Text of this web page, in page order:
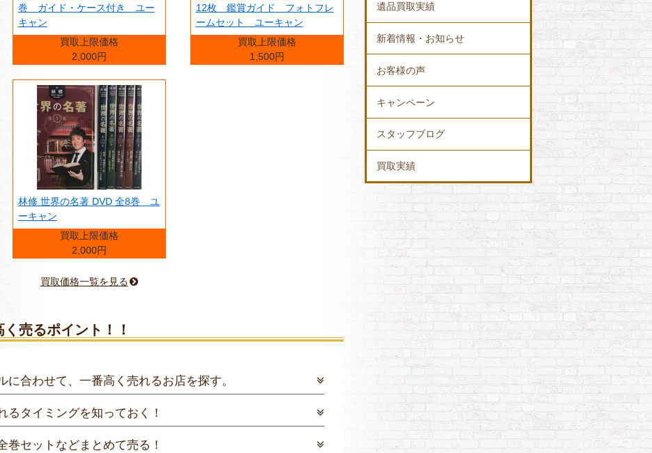
巻 ガイド・ケース付き ユー
キャン
買取上限価格
2,000円
12枚 鑑賞ガイド フォトフレ
ームセット ユーキャン
買取上限価格
1,500円
林修 世界の名著 DVD 全8巻 ユ
ーキャン
買取上限価格
2,000円
買取価格一覧を見る
売るポイント！！
に合わせて、一番高く売れるお店を探す。
るタイミングを知っておく！
巻セットなどまとめて売る！
遺品買取実績
新着情報・お知らせ
お客様の声
キャンペーン
スタッフブログ
買取実績